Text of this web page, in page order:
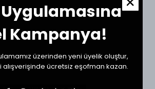
beden seçimi modellere göre
beğendiğiniz bir ürünün ölçülerini alıp
Uygulamasına
Kampanya!
üzerinden yeni üyelik oluştur,
ücretsiz eşofman kazan.